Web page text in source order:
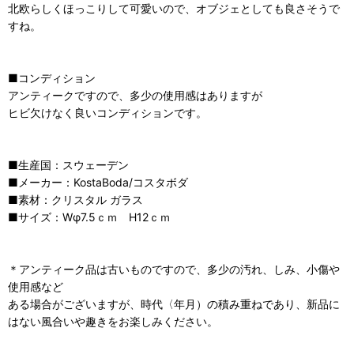
北欧らしくほっこりして可愛いので、オブジェとしても良さそうで
すね。
■コンディション
アンティークですので、多少の使用感はありますが
ヒビ欠けなく良いコンディションです。
■生産国：スウェーデン
■メーカー：KostaBoda/コスタボダ
■素材：クリスタル ガラス
■サイズ：Wφ7.5ｃｍ H12ｃｍ
＊アンティーク品は古いものですので、多少の汚れ、しみ、小傷や
使用感など
ある場合がございますが、時代〈年月）の積み重ねであり、新品に
はない風合いや趣きをお楽しみください。